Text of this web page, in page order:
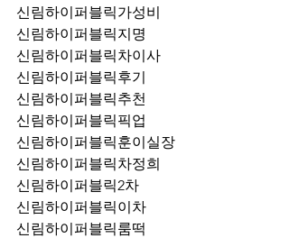
신림하이퍼블릭가성비
신림하이퍼블릭지명
신림하이퍼블릭차이사
신림하이퍼블릭후기
신림하이퍼블릭추천
신림하이퍼블릭훈이실장
신림하이퍼블릭차정희
신림하이퍼블릭2차
신림하이퍼블릭이차
신림하이퍼블릭룸떡